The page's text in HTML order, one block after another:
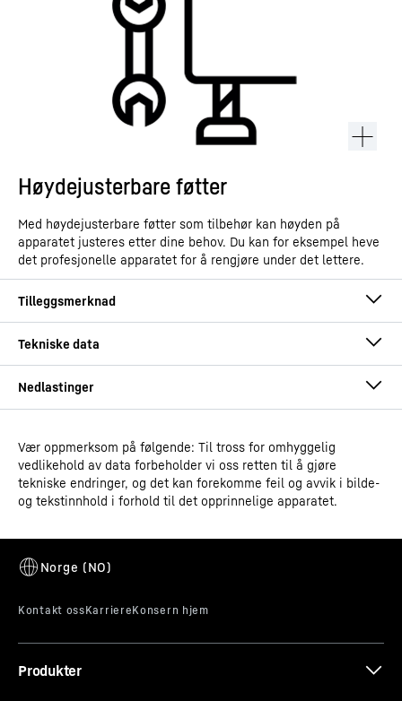
Høydejusterbare føtter
Med høydejusterbare føtter som tilbehør kan høyden på
apparatet justeres etter dine behov. Du kan for eksempel heve
det profesjonelle apparatet for å rengjøre under det lettere.
Alarmtest
En alarm er kun bra på noe vis, hvis den kan utløses.
tilkoblet alarmenhet. Avkjølingen av apparatet blir ikke
Model type
Laboratoriekjøler med
sirkulasjonsluftkjøling
Klassifisering Performance
Driftsinstruksjoner
Vær oppmerksom på følgende: Til tross for omhyggelig
vedlikehold av data forbeholder vi oss retten til å gjøre
tekniske endringer, og det kan forekomme feil og avvik i bilde-
og tekstinnhold i forhold til det opprinnelige apparatet.
Produkter